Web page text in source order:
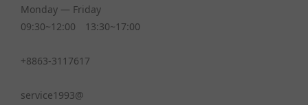
Monday — Friday
09:30~12:00 13:30~17:00
+8863-3117617
service1993@